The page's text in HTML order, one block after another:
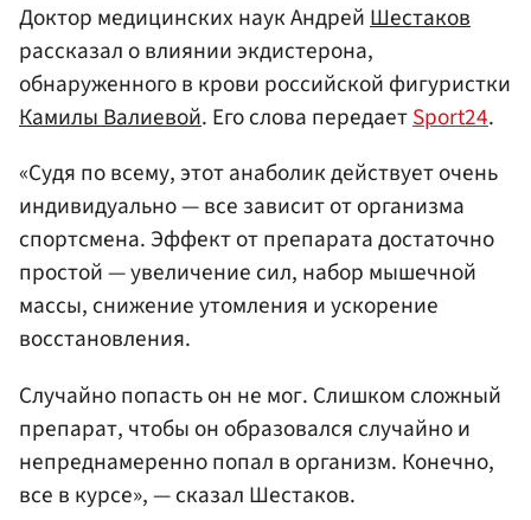
Доктор медицинских наук АндрейШестаков
рассказал о влиянии экдистерона,
обнаруженного в крови российской фигуристки
Камилы Валиевой. Его слова передаетSport24.
«Судя по всему, этот анаболик действует очень
индивидуально — все зависит от организма
спортсмена. Эффект от препарата достаточно
простой — увеличение сил, набор мышечной
массы, снижение утомления и ускорение
восстановления.
Случайно попасть он не мог. Слишком сложный
препарат, чтобы он образовался случайно и
непреднамеренно попал в организм. Конечно,
все в курсе», — сказал Шестаков.